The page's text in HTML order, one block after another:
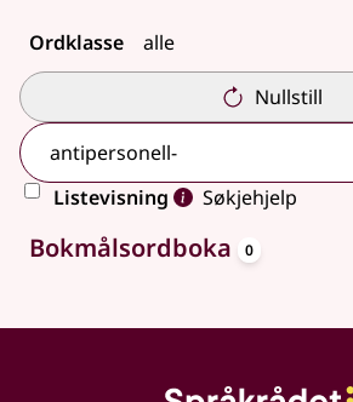
Ordklasse
Nullstill
Listevisning
Søkjehjelp
Ingen treff
Bokmålsordboka 0